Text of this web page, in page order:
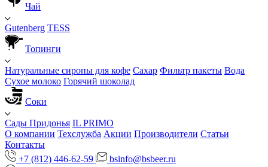
Чай
Gutenberg TESS
Топинги
Натуральные сиропы для кофе Сахар Фильтр пакеты Вода
Сухое молоко Горячий шоколад
Соки
Сады Придонья IL PRIMO
О компании Техслужба Акции Производители Статьи
Контакты
+7 (812) 446-62-59
bsinfo@bsbeer.ru